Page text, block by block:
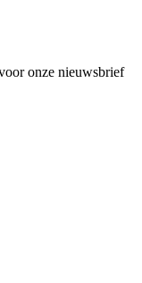
onze nieuwsbrief